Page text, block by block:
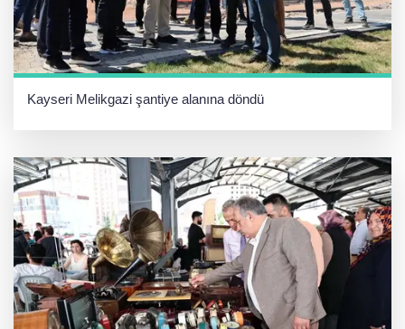
Kayseri Melikgazi şantiye alanına döndü